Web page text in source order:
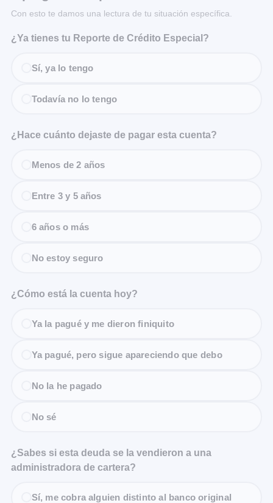
Con esto te damos una lectura de tu situación específica.
¿Ya tienes tu Reporte de Crédito Especial?
Sí, ya lo tengo
Todavía no lo tengo
¿Hace cuánto dejaste de pagar esta cuenta?
Menos de 2 años
Entre 3 y 5 años
6 años o más
No estoy seguro
¿Cómo está la cuenta hoy?
Ya la pagué y me dieron finiquito
Ya pagué, pero sigue apareciendo que debo
No la he pagado
No sé
¿Sabes si esta deuda se la vendieron a una
administradora de cartera?
Sí, me cobra alguien distinto al banco original